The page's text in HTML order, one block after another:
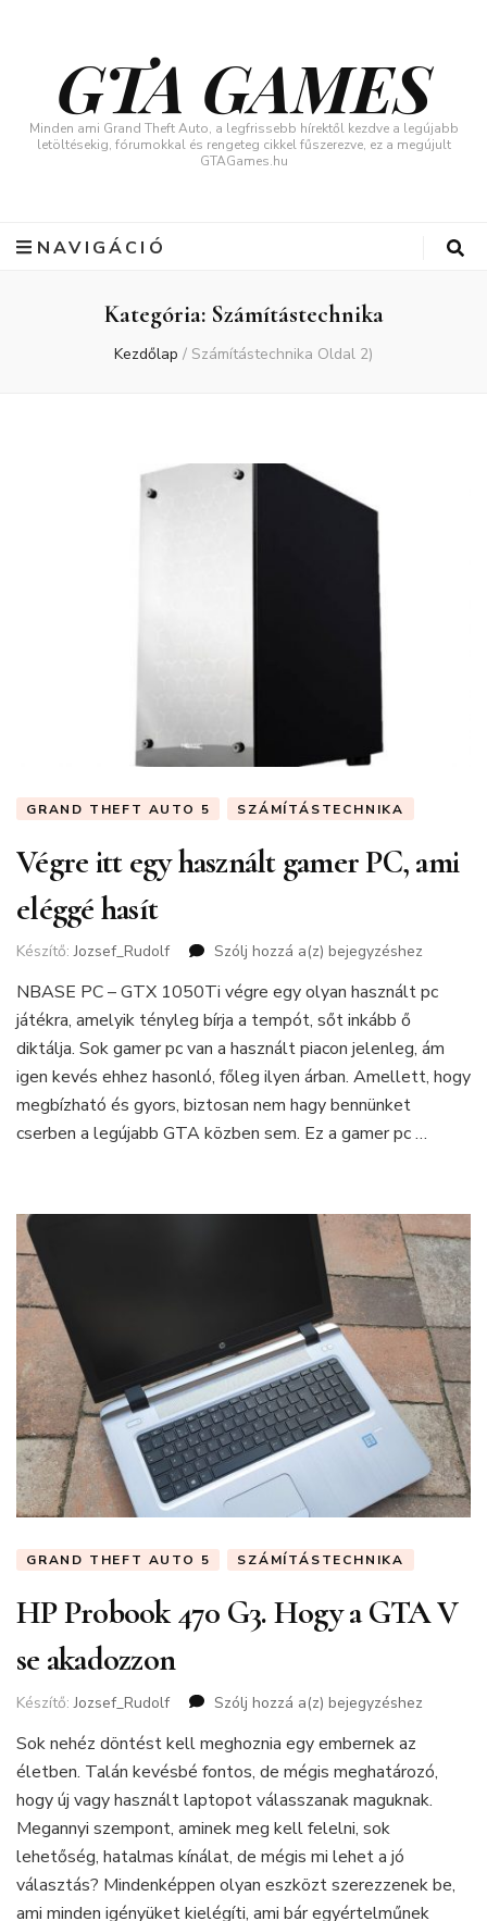
GTA GAMES
Minden ami Grand Theft Auto, a legfrissebb hírektől kezdve a legújabb
letöltésekig, fórumokkal és rengeteg cikkel fűszerezve, ez a megújult
GTAGames.hu
NAVIGÁCIÓ
Kategória: Számítástechnika
Kezdőlap / Számítástechnika Oldal 2)
GRAND THEFT AUTO 5 SZÁMÍTÁSTECHNIKA
Végre itt egy használt gamer PC, ami
eléggé hasít
Készítő:Jozsef_Rudolf Szólj hozzá a(z) Végre
egy
használt
gamer
ami
eléggé
hasít
bejegyzéshez
NBASE PC – GTX 1050Ti végre egy olyan használt pc
játékra, amelyik tényleg bírja a tempót, sőt inkább ő
diktálja. Sok gamer pc van a használt piacon jelenleg, ám
igen kevés ehhez hasonló, főleg ilyen árban. Amellett, hogy
megbízható és gyors, biztosan nem hagy bennünket
cserben a legújabb GTA közben sem. Ez a gamer pc …
GRAND THEFT AUTO 5 SZÁMÍTÁSTECHNIKA
HP Probook 470 G3. Hogy a GTA V
se akadozzon
Készítő:Jozsef_Rudolf Szólj hozzá a(z) HP
470
G3.
Hogy
GTA
V
se
akadozzon
bejegyzéshez
Sok nehéz döntést kell meghoznia egy embernek az
életben. Talán kevésbé fontos, de mégis meghatározó,
hogy új vagy használt laptopot válasszanak maguknak.
Megannyi szempont, aminek meg kell felelni, sok
lehetőség, hatalmas kínálat, de mégis mi lehet a jó
választás? Mindenképpen olyan eszközt szerezzenek be,
ami minden igényüket kielégíti, ami bár egyértelműnek